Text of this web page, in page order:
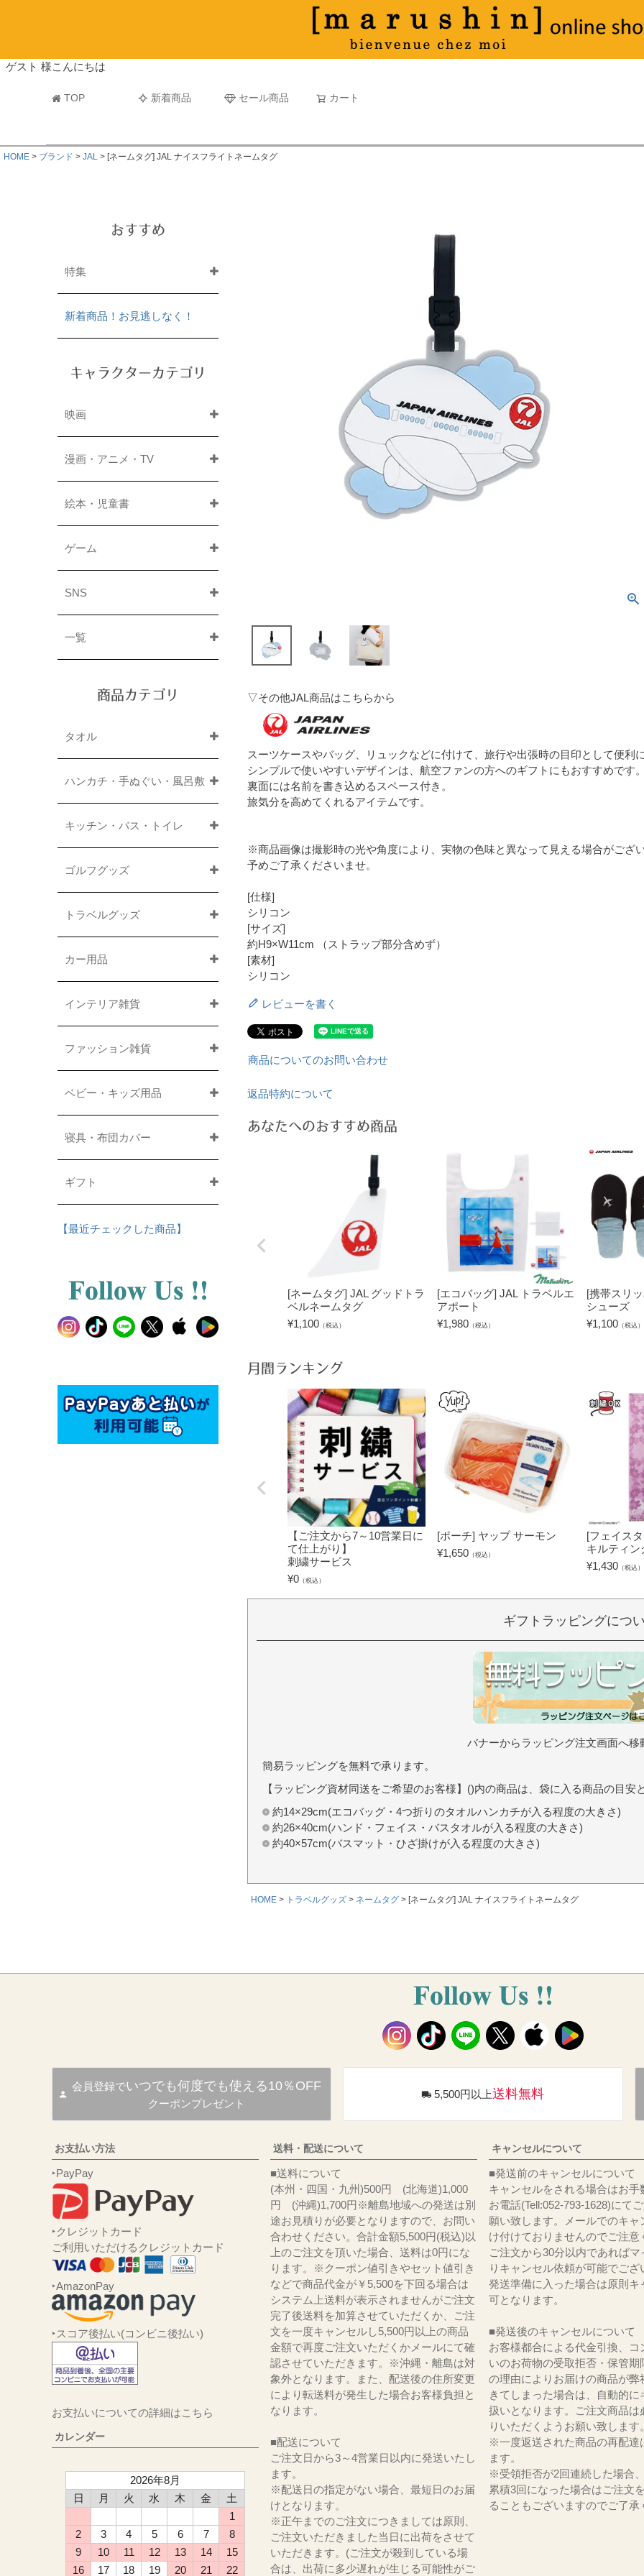
ゲスト 様こんにちは
TOP 新着商品 セール商品 カート
マフラータオル
並び順
新着順
古い順 価格が
HOME ブランド JAL [ネームタグ] JAL ナイスフライトネームタグ
おすすめ
特集
新着商品！お見逃しなく！
キャラクターカテゴリ
映画
漫画・アニメ・TV
絵本・児童書
ゲーム
SNS
一覧
商品カテゴリ
タオル
ハンカチ・手ぬぐい・風呂敷
キッチン・バス・トイレ
ゴルフグッズ
トラベルグッズ
カー用品
インテリア雑貨
ファッション雑貨
ベビー・キッズ用品
寝具・布団カバー
ギフト
【最近チェックした商品】
▽その他JAL商品はこちらから
スーツケースやバッグ、リュックなどに付けて、旅行や出張時の目印として便利
シンプルで使いやすいデザインは、航空ファンの方へのギフトにもおすすめです。
裏面には名前を書き込めるスペース付き。
旅気分を高めてくれるアイテムです。
※商品画像は撮影時の光や角度により、実物の色味と異なって見える場合がござい
予めご了承くださいませ。
[仕様]
シリコン
[サイズ]
約H9×W11cm （ストラップ部分含めず）
[素材]
シリコン
レビューを書く
商品についてのお問い合わせ
返品特約について
あなたへのおすすめ商品
[ネームタグ] JAL グッドトラ
ベルネームタグ
¥1,100 （税込）
[エコバッグ] JAL トラベルエ
アポート
¥1,980 （税込）
[携帯スリ
シューズ
¥1,100 （税込）
月間ランキング
【ご注文から7～10営業日に
て仕上がり】
刺繍サービス
¥0 （税込）
[ポーチ] ヤップ サーモン
¥1,650 （税込）
[フェイス
キルティン
¥1,430 （税込）
ギフトラッピングにつ
バナーからラッピング注文画面へ移
簡易ラッピングを無料で承ります。
【ラッピング資材同送をご希望のお客様】()内の商品は、袋に入る商品の目安
約14×29cm(エコバッグ・4つ折りのタオルハンカチが入る程度の大きさ)
約26×40cm(ハンド・フェイス・バスタオルが入る程度の大きさ)
約40×57cm(バスマット・ひざ掛けが入る程度の大きさ)
HOME トラベルグッズ ネームタグ [ネームタグ] JAL ナイスフライトネームタグ
会員登録でいつでも何度でも使える10％OFF
クーポンプレゼント
5,500円以上送料無料
お支払い方法
‣PayPay
‣クレジットカード
ご利用いただけるクレジットカード
‣AmazonPay
‣スコア後払い(コンビニ後払い)
お支払いについての詳細はこちら
カレンダー
2026年8月
日
月 火 水 木 金
土
1
2
3 4 5 6 7
8
9
10 11 12 13 14
15
16
17 18 19 20 21 22
送料・配送について
■送料について
(本州・四国・九州)500円 (北海道)1,000
円 (沖縄)1,700円※離島地域への発送は別
途お見積りが必要となりますので、お問い
合わせください。合計金額5,500円(税込)以
上のご注文を頂いた場合、送料は0円にな
ります。※クーポン値引きやセット値引き
などで商品代金が￥5,500を下回る場合は
システム上送料が表示されませんがご注文
完了後送料を加算させていただくか、ご注
文を一度キャンセルし5,500円以上の商品
金額で再度ご注文いただくかメールにて確
認させていただきます。※沖縄・離島は対
象外となります。また、配送後の住所変更
により転送料が発生した場合お客様負担と
なります。
■配送について
ご注文日から3～4営業日以内に発送いたし
ます。
※配送日の指定がない場合、最短日のお届
けとなります。
※正午までのご注文につきましては原則、
ご注文いただきました当日に出荷をさせて
いただきます。(ご注文が殺到している場
合は、出荷に多少遅れが生じる可能性がご
キャンセルについて
■発送前のキャンセルについて
キャンセルをされる場合はお手
お電話(Tell:052-793-1628)にて
願い致します。メールでのキャ
け付けておりませんのでご注意
ご注文から30分以内であればマ
りキャンセル依頼が可能でござ
発送準備に入った場合は原則キ
可となります。
■発送後のキャンセルについて
お客様都合による代金引換、コ
いのお荷物の受取拒否・保管期
の理由によりお届けの商品が弊
きてしまった場合は、自動的に
扱いとなります。ご注文商品は
りいただくようお願い致します。
※一度返送された商品の再配達
ます。
※受領拒否が2回連続した場合
累積3回になった場合はご注文
ることもございますのでご了承